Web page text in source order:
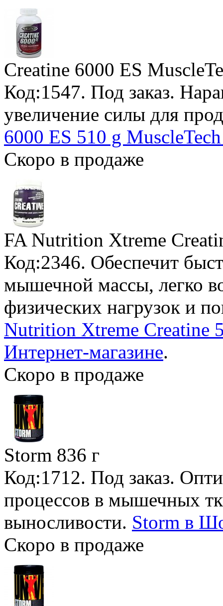
Creatine 6000 ES
Код:1547. Под заказ.
увеличение силы для
6000 ES 510 g
Скоро в продаже
FA Nutrition Xtreme
Код:2346. Обеспечит
мышечной массы, легко
физических нагрузок и
Nutrition Xtreme Creatine
Интернет-магазине.
Скоро в продаже
Storm 836 г
Код:1712. Под заказ.
процессов в мышечных
выносливости. Storm в
Скоро в продаже